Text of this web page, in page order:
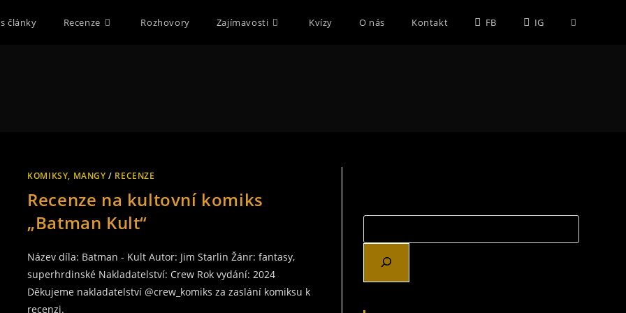
články Recenze Rozhovory Zajímavosti Kvízy O nás Kontakt FB IG Toggle
KOMIKSY, MANGY / RECENZE
Recenze na kultovní komiks
„Batman Kult“
Název díla: Batman - Kult Autor: Jim Starlin Žánr: fantasy,
superhrdinské Nakladatelství: Crew Rok vydání: 2024
Děkujeme nakladatelství @crew_komiks za zaslání komiksu k
recenzi.